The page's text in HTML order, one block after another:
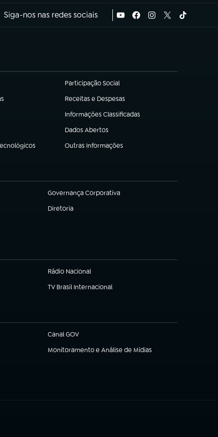
Siga-nos nas redes sociais
Participação Social
(abre em nova aba)
Receitas e Despesas
(abre em nova aba)
Informações Classificadas
(abre em nova aba)
Dados Abertos
(abre em nova aba)
Outras Informações
(abre em nova aba)
Governança Corporativa
(abre em nova aba)
Diretoria
(abre em nova aba)
Rádio Nacional
TV Brasil Internacional
(abre em nova aba)
Canal GOV
(abre em nova aba)
Monitoramento e Análise de Mídias
(abre em nova aba)